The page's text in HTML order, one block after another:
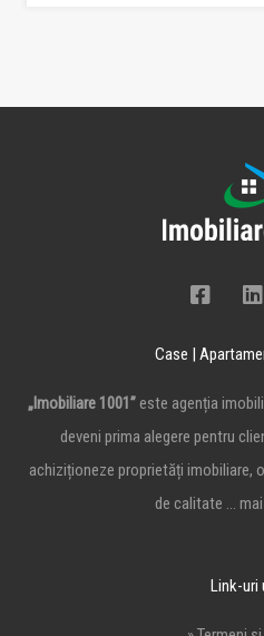
Case |
„Imobiliare 1001”este agenția
deveni prima alegere pentru
achiziționeze proprietăți imobiliare,
de calitate …
Link-uri